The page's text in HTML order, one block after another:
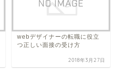
webデザイナーの転職に役立
つ正しい面接の受け方
2018年3月27日